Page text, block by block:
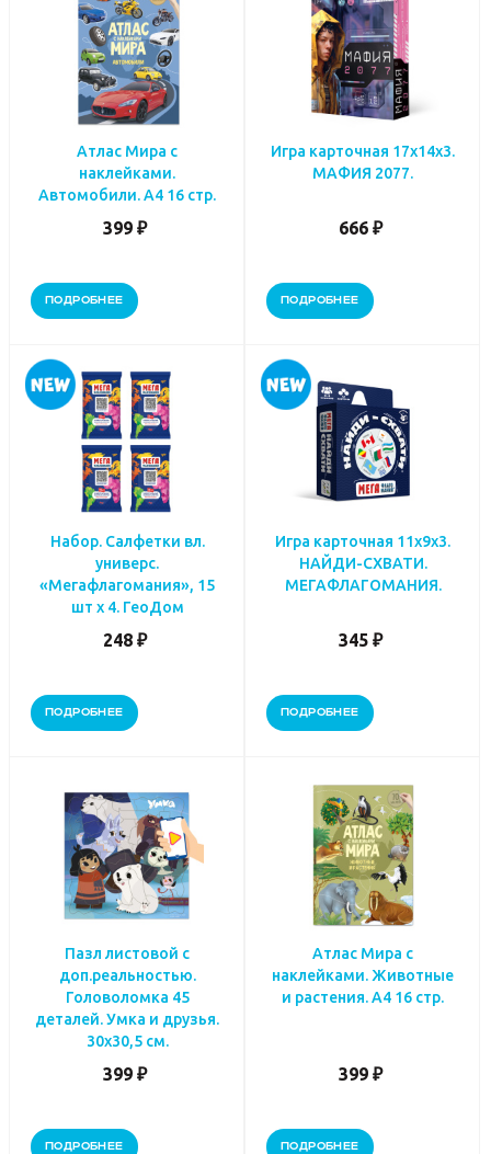
Атлас Мира с
наклейками.
Автомобили. А4 16 стр.
399 ₽
ПОДРОБНЕЕ
Игра карточная 17х14х3.
МАФИЯ 2077.
666 ₽
ПОДРОБНЕЕ
Набор. Салфетки вл.
универс.
«Мегафлагомания», 15
шт х 4. ГеоДом
248 ₽
ПОДРОБНЕЕ
Игра карточная 11х9х3.
НАЙДИ-СХВАТИ.
МЕГАФЛАГОМАНИЯ.
345 ₽
ПОДРОБНЕЕ
Пазл листовой с
доп.реальностью.
Головоломка 45
деталей. Умка и друзья.
30х30,5 см.
399 ₽
ПОДРОБНЕЕ
Атлас Мира с
наклейками. Животные
и растения. А4 16 стр.
399 ₽
ПОДРОБНЕЕ